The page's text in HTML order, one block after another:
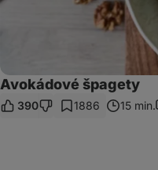
Avokádové špagety
390 1886 15 min.